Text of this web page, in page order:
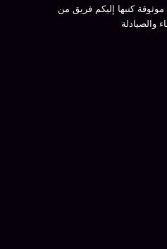
كتبها إليكم فريق من
والصيادلة